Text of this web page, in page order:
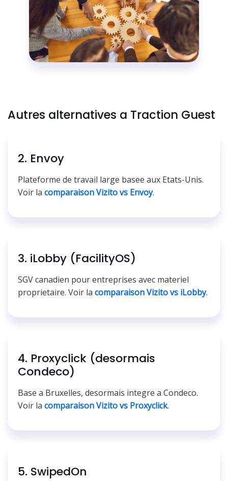
Autres alternatives a Traction Guest
2. Envoy
Plateforme de travail large basee aux Etats-Unis.
Voir la comparaison Vizito vs Envoy.
3. iLobby (FacilityOS)
SGV canadien pour entreprises avec materiel
proprietaire. Voir la comparaison Vizito vs iLobby.
4. Proxyclick (desormais
Condeco)
Base a Bruxelles, desormais integre a Condeco.
Voir la comparaison Vizito vs Proxyclick.
5. SwipedOn